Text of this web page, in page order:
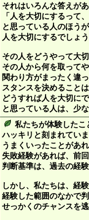
それはいろんな答えが
「人を大切にするって
と思っている人のほう
人を大切にするでしょ
その人をどうやって大
その人から何を取って
関わり方がまったく違
スタンスを決めること
どうすれば人を大切に
と思っている人は、少
私たちが体験したこ
ハッキリと刻まれてい
うまくいったことがあ
失敗経験があれば、前
判断基準は、過去の経
しかし、私たちは、経
経験した範囲のなかで
せっかくのチャンスを